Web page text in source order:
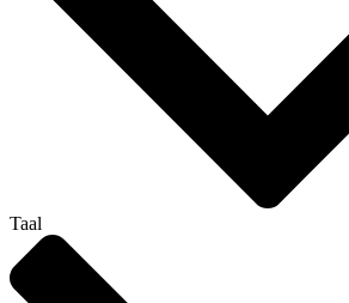
Taal